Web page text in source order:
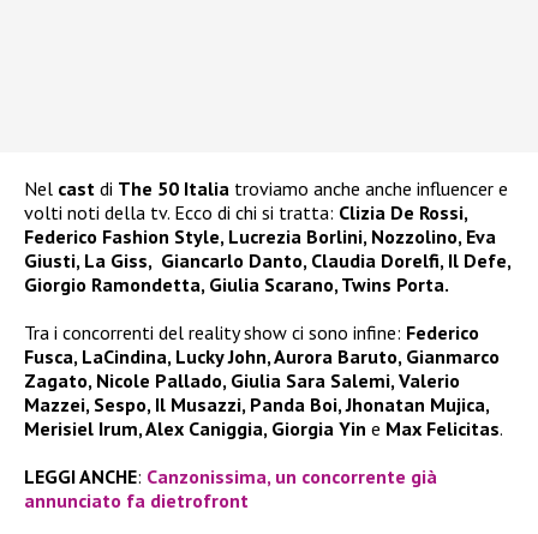
Nel cast di The 50 Italia troviamo anche anche influencer e
volti noti della tv. Ecco di chi si tratta: Clizia De Rossi,
Federico Fashion Style, Lucrezia Borlini, Nozzolino, Eva
Giusti, La Giss, Giancarlo Danto, Claudia Dorelfi, Il Defe,
Giorgio Ramondetta, Giulia Scarano, Twins Porta.
Tra i concorrenti del reality show ci sono infine: Federico
Fusca, LaCindina, Lucky John, Aurora Baruto, Gianmarco
Zagato, Nicole Pallado, Giulia Sara Salemi, Valerio
Mazzei, Sespo, Il Musazzi, Panda Boi, Jhonatan Mujica,
Merisiel Irum, Alex Caniggia, Giorgia Yin e Max Felicitas.
LEGGI ANCHE: Canzonissima, un concorrente già
annunciato fa dietrofront